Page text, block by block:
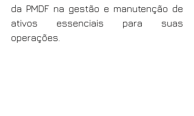
da PMDF na gestão e manutenção de
ativos essenciais para suas
operações.